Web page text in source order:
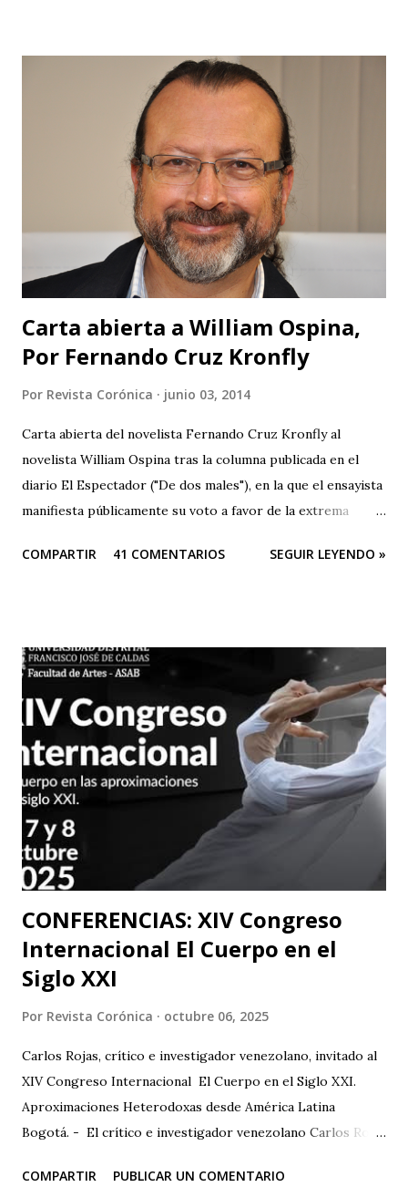
organizadores no puedan hacer otra cosa que sepultar el
festival, ¿no hay en Santander gente profesional que pueda
organizar un evento de esta magnitud y no se quede sólo
en publicidad y grandes ambiciones? Muy buena su
intención de traer cultura a Barichara, pero subestiman al
público de un modo vergonzoso. El público de Barichara es
gente que ha tenido acceso a la cultura y los que no lo han
tenido no son tan ciegos para no notar las fallas. Pero para
que no se crea que...
Carta abierta a William Ospina,
Por Fernando Cruz Kronfly
Por Revista Corónica junio 03, 2014
Carta abierta del novelista Fernando Cruz Kronfly al
novelista William Ospina tras la columna publicada en el
diario El Espectador ("De dos males"), en la que el ensayista
manifiesta públicamente su voto a favor de la extrema
de Colombia. Aquí la columna de Ospina . Revista Corónica
está claro y nada de esto se afectará. Pero, la publicidad de
tu documento me obliga a hablarte en público. Entonces,
debo decirte que tu decisión de preferir al Zorro sobre el
Santo me ha llenado de estupor. No necesitabas explicarla
de una manera tan aterradora. Lo de menos es tu voto
anunciado, del que eres libre y soberano. Se trata de una
decisión que, por supuesto, no comparto pero que
respeto. Así es como suele decirse, con educación? Pero, lo
que me ll...
COMPARTIR 41 COMENTARIOS SEGUIR LEYENDO »
CONFERENCIAS: XIV Congreso
Internacional El Cuerpo en el
Siglo XXI
Por Revista Corónica octubre 06, 2025
Carlos Rojas, crítico e investigador venezolano, invitado al
XIV Congreso Internacional El Cuerpo en el Siglo XXI.
Aproximaciones Heterodoxas desde América Latina
Bogotá. - El crítico e investigador venezolano Carlos Rojas
Experimental de las Artes (UNEARTE), de Venezuela, en la
COMPARTIR
PUBLICAR UN COMENTARIO